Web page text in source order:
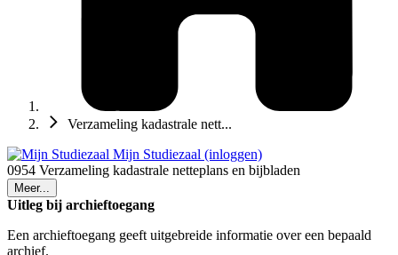
Verzameling kadastrale nett...
Mijn Studiezaal (inloggen)
0954 Verzameling kadastrale netteplans en bijbladen
Meer...
Uitleg bij archieftoegang
Een archieftoegang geeft uitgebreide informatie over een bepaald
archief.